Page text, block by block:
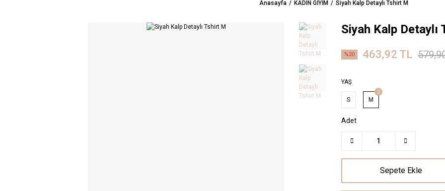
Anasayfa KADIN GİYİM Siyah Kalp Detaylı Tshirt M
Siyah Kalp Detaylı
%20 463,92 TL
YAŞ
S M
Adet
Sepete Ekle